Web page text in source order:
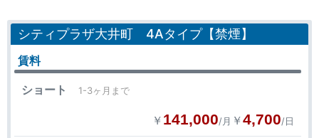
シティプラザ大井町 4Aタイプ【禁煙】
賃料
ショート 1-3ヶ月まで
￥ 141,000/月 ￥4,700/日